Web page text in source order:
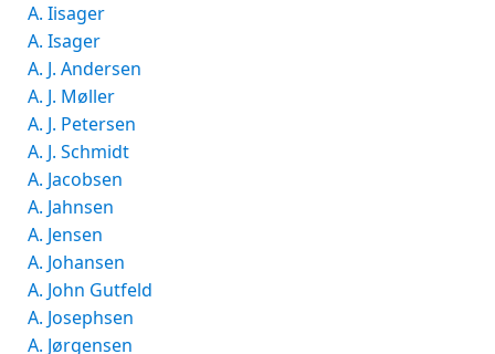
A. Iisager
A. Isager
A. J. Andersen
A. J. Møller
A. J. Petersen
A. J. Schmidt
A. Jacobsen
A. Jahnsen
A. Jensen
A. Johansen
A. John Gutfeld
A. Josephsen
A. Jørgensen